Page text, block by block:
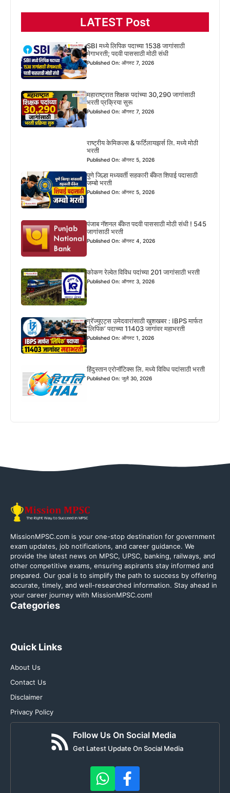
LATEST Post
SBI मध्ये लिपिक पदाच्या 1538 जागांसाठी
मेगाभरती; पदवी पाससाठी मोठी संधी
Published On: ऑगस्ट 7, 2026
महाराष्ट्रात शिक्षक पदांच्या 30,290 जागांसाठी
भरती प्रक्रिया सुरू
Published On: ऑगस्ट 7, 2026
राष्ट्रीय केमिकल्स & फर्टिलायझर्स लि. मध्ये मोठी
भरती
Published On: ऑगस्ट 5, 2026
पुणे जिल्हा मध्यवर्ती सहकारी बँकेत शिपाई पदासाठी
जम्बो भरती
Published On: ऑगस्ट 5, 2026
पंजाब नॅशनल बँकेत पदवी पाससाठी मोठी संधी ! 545
जागांसाठी भरती
Published On: ऑगस्ट 4, 2026
कोकण रेल्वेत विविध पदांच्या 201 जागांसाठी भरती
Published On: ऑगस्ट 3, 2026
ग्रॅज्युएट्स उमेदवारांसाठी खुशखबर : IBPS मार्फत
‘लिपिक’ पदाच्या 11403 जागांवर महाभरती
Published On: ऑगस्ट 1, 2026
हिंदुस्तान एरोनॉटिक्स लि. मध्ये विविध पदांसाठी भरती
Published On: जुलै 30, 2026
MissionMPSC.com is your one-stop destination for government
exam updates, job notifications, and career guidance. We
provide the latest news on MPSC, UPSC, banking, railways, and
other competitive exams, ensuring aspirants stay informed and
prepared. Our goal is to simplify the path to success by offering
accurate, timely, and well-researched information. Stay ahead in
your career journey with MissionMPSC.com!
Categories
Quick Links
About Us
Contact Us
Disclaimer
Privacy Policy
Follow Us On Social Media
Get Latest Update On Social Media